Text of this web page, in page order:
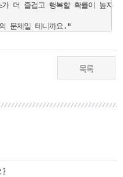
가 더 즐겁고 행복할 확률이 높
목록
?